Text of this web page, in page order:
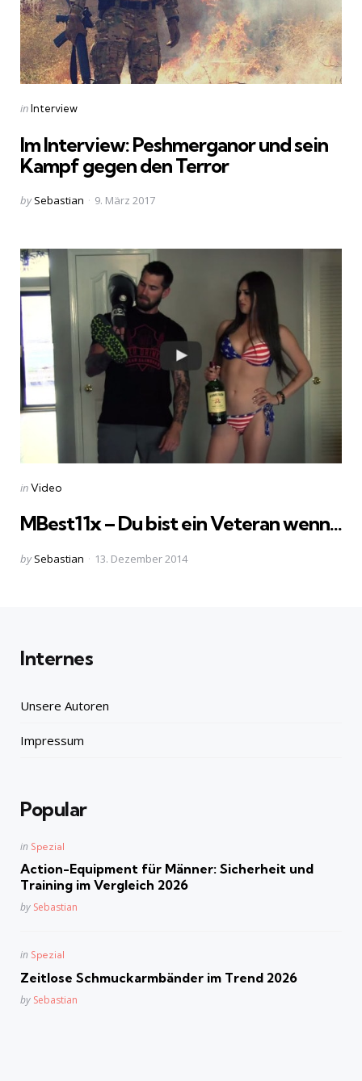
Categories
Posted
inInterview
Im Interview: Peshmerganor und sein
Kampf gegen den Terror
Posted
by Sebastian 9. März 2017
Categories
Posted
inVideo
MBest11x – Du bist ein Veteran wenn…
Posted
by Sebastian 13. Dezember 2014
Internes
Unsere Autoren
Impressum
Popular
Posted
in Spezial
Action-Equipment für Männer: Sicherheit und
Training im Vergleich 2026
Posted
by Sebastian
Posted
in Spezial
Zeitlose Schmuckarmbänder im Trend 2026
Posted
by Sebastian